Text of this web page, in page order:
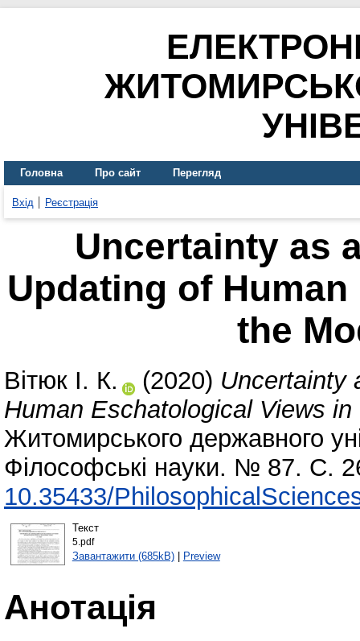
Головна Про сайт Перегляд
Вхід Реєстрація
Uncertainty as
Updating of
the
Вітюк І. К. (2020) Uncertainty
Human Eschatological Views
Житомирського державного
Філософські науки. № 87. С.
10.35433/
Текст
5.pdf
Завантажити (685kB)| Preview
Анотація